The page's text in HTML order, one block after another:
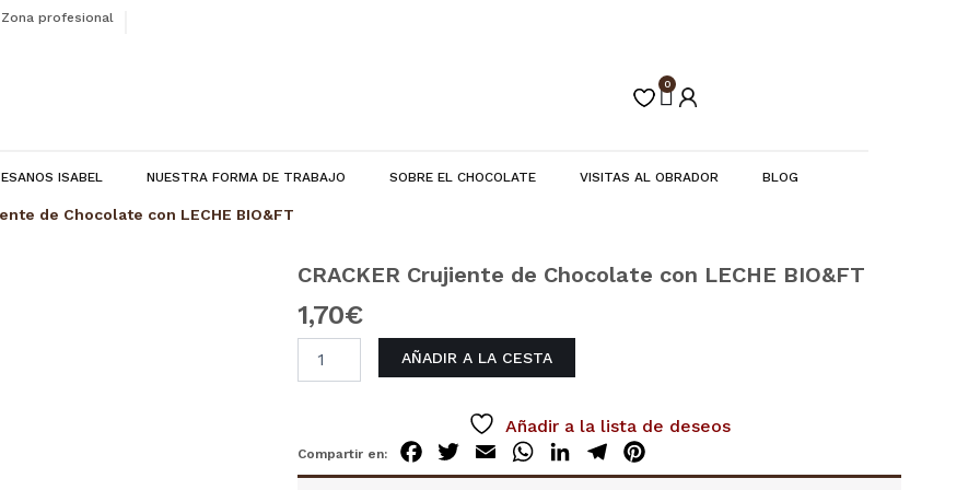
Zona profesional
0
Carrito
ISABEL NUESTRA FORMA DE TRABAJO SOBRE EL CHOCOLATE VISITAS AL OBRADOR BLOG
de Chocolate con LECHE BIO&FT
CRACKER Crujiente de Chocolate con LECHE BIO&FT
1,70€
CRACKER
de
Chocolate
con
LECHE
AÑADIR A LA CESTA
Añadir a la lista de deseos
FacebookTwitterEmail WhatsApp
LinkedInTelegram